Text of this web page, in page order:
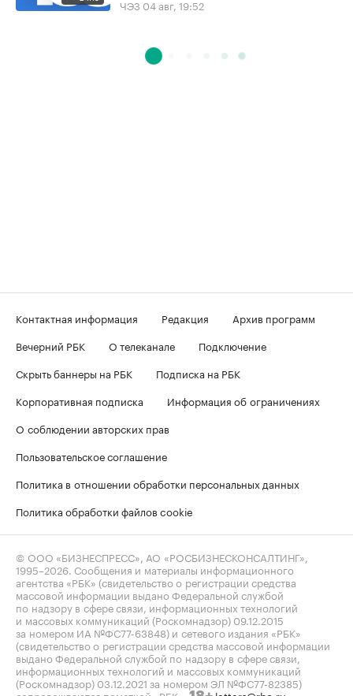
ЧЭЗ 04 авг, 19:52
Контактная информация Редакция
Архив программ
Вечерний РБК
О телеканале
Подключение
Скрыть баннеры на РБК
Подписка на РБК
Корпоративная подписка
Информация об ограничениях
О соблюдении авторских прав
Пользовательское соглашение
Политика в отношении обработки персональных данных
Политика обработки файлов cookie
© ООО «БИЗНЕСПРЕСС», АО «РОСБИЗНЕСКОНСАЛТИНГ»,
1995–2026 . Сообщения и материалы информационного
агентства «РБК» (свидетельство о регистрации средства
массовой информации выдано Федеральной службой
по надзору в сфере связи, информационных технологий
и массовых коммуникаций (Роскомнадзор) 09.12.2015
за номером ИА №ФС77-63848) и сетевого издания «РБК»
(свидетельство о регистрации средства массовой информации
выдано Федеральной службой по надзору в сфере связи,
информационных технологий и массовых коммуникаций
(Роскомнадзор) 03.12.2021 за номером ЭЛ №ФС77-82385)